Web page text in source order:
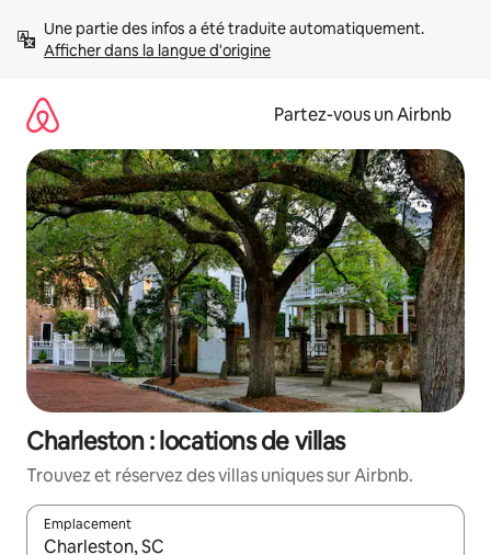
directement
Afficher dans la langue d'origine
Partez-vous un Airbnb
Charleston : locations de villas
Trouvez et réservez des villas uniques sur Airbnb.
Emplacement
Quand les résultats sont affichés, parcourez-les en utilisant